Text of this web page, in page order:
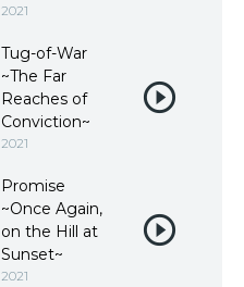
2021
Tug-of-War
~The Far
Reaches of
Conviction~
2021
Promise
~Once Again,
on the Hill at
Sunset~
2021